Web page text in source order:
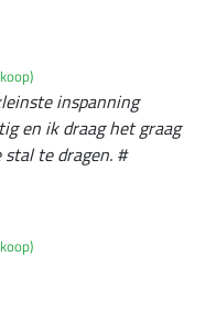
inspanning
en ik draag het graag
te dragen. #